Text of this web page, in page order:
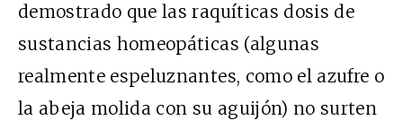
demostrado que las raquíticas dosis de
sustancias homeopáticas (algunas
realmente espeluznantes, como el azufre o
la abeja molida con su aguijón) no surten